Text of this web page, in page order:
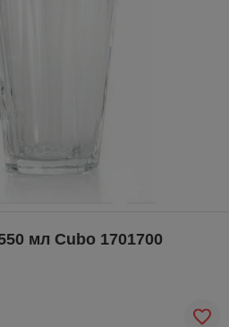
мл Cubo 1701700